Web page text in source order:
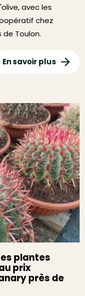
avec les
chez
de Toulon.
En savoir plus
plantes
prix
près de